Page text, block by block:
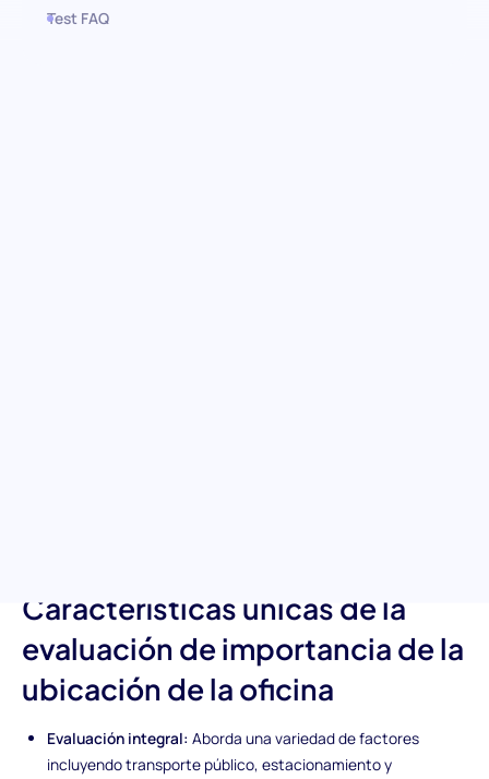
Test FAQ
Características únicas de la
evaluación de importancia de la
ubicación de la oficina
Evaluación integral: Aborda una variedad de factores
incluyendo transporte público, estacionamiento y